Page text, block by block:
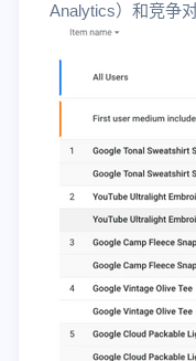
Analytics）和竞争